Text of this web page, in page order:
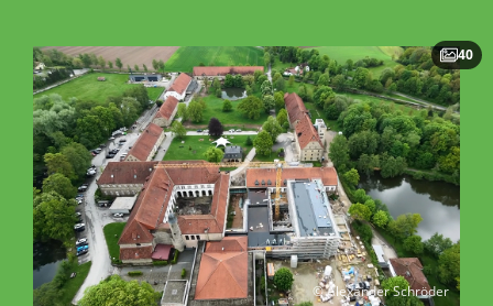
40
© Alexander Schröder